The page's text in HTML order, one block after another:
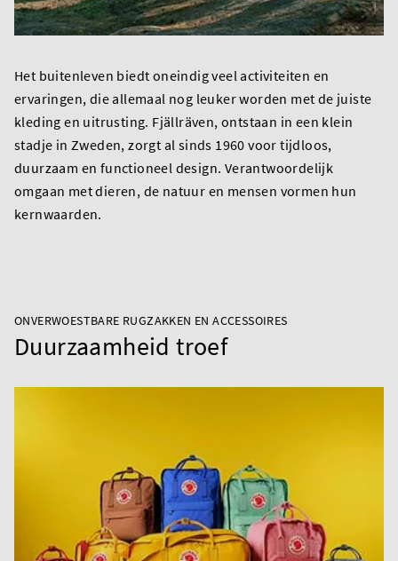
Het buitenleven biedt oneindig veel activiteiten en
ervaringen, die allemaal nog leuker worden met de juiste
kleding en uitrusting. Fjällräven, ontstaan in een klein
stadje in Zweden, zorgt al sinds 1960 voor tijdloos,
duurzaam en functioneel design. Verantwoordelijk
omgaan met dieren, de natuur en mensen vormen hun
kernwaarden.
ONVERWOESTBARE RUGZAKKEN EN ACCESSOIRES
Duurzaamheid troef